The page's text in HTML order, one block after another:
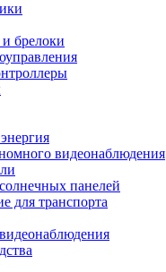
брелоки
видеонаблюдения
панелей
для транспорта